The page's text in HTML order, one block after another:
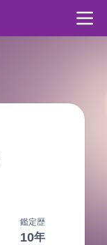
鑑定歴
10年